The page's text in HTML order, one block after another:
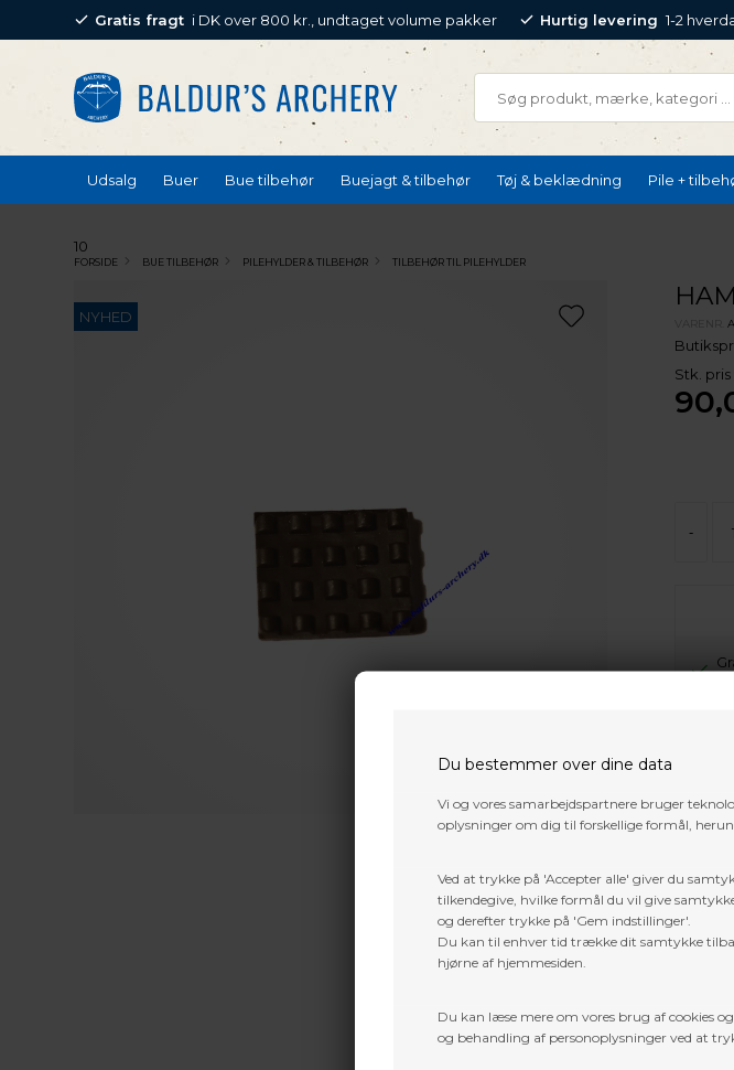
Du bestemmer over dine data
Vi og vores samarbejdspartnere bruger
oplysninger om dig til forskellige formål,
Ved at trykke på 'Accepter alle' giver du
tilkendegive, hvilke formål du vil give
og derefter trykke på 'Gem indstillinger'.
Du kan til enhver tid trække dit samtykke
hjørne af hjemmesiden.
Du kan læse mere om vores brug af cookies
og behandling af personoplysninger ved at
Gratis fragt i DK over 800 kr., undtaget volume pakker Hurtig levering 1-2
Udsalg Buer Bue tilbehør Buejagt & tilbehør Tøj & beklædning Pile +
10
FORSIDE BUE TILBEHØR PILEHYLDER & TILBEHØR TILBEHØR TIL PILEHYLDER
NYHED
Stk. pris
-